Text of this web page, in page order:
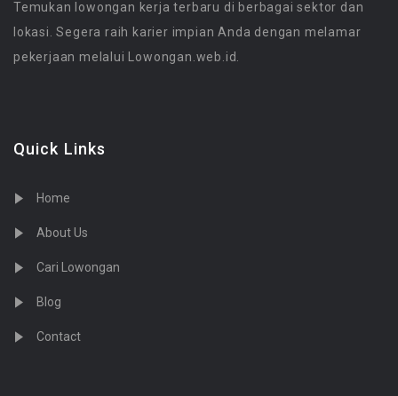
Temukan lowongan kerja terbaru di berbagai sektor dan
lokasi. Segera raih karier impian Anda dengan melamar
pekerjaan melalui Lowongan.web.id.
Quick Links
Home
About Us
Cari Lowongan
Blog
Contact